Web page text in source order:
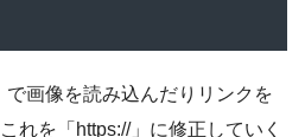
で画像を読み込んだりリンクを
れを「https://」に修正していく